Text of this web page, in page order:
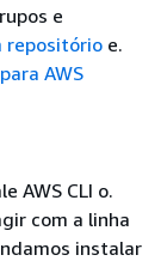
e
repositório e.
AWS
AWS CLI o.
com a linha
instalar